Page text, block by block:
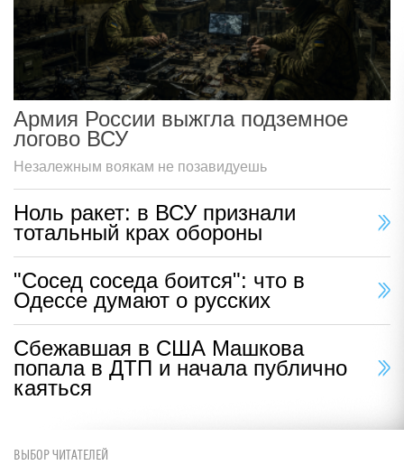
Армия России выжгла подземное
логово ВСУ
Незалежным воякам не позавидуешь
Ноль ракет: в ВСУ признали
тотальный крах обороны
"Сосед соседа боится": что в
Одессе думают о русских
Сбежавшая в США Машкова
попала в ДТП и начала публично
каяться
ВЫБОР ЧИТАТЕЛЕЙ